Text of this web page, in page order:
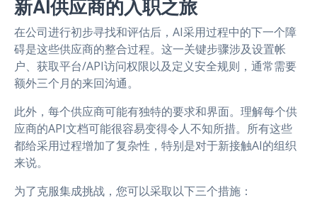
新AI供应商的入职之旅
在公司进行初步寻找和评估后，AI采用过程中的下一个障
碍是这些供应商的整合过程。这一关键步骤涉及设置帐
户、获取平台/API访问权限以及定义安全规则，通常需要
额外三个月的来回沟通。
此外，每个供应商可能有独特的要求和界面。理解每个供
应商的API文档可能很容易变得令人不知所措。所有这些
都给采用过程增加了复杂性，特别是对于新接触AI的组织
来说。
为了克服集成挑战，您可以采取以下三个措施：